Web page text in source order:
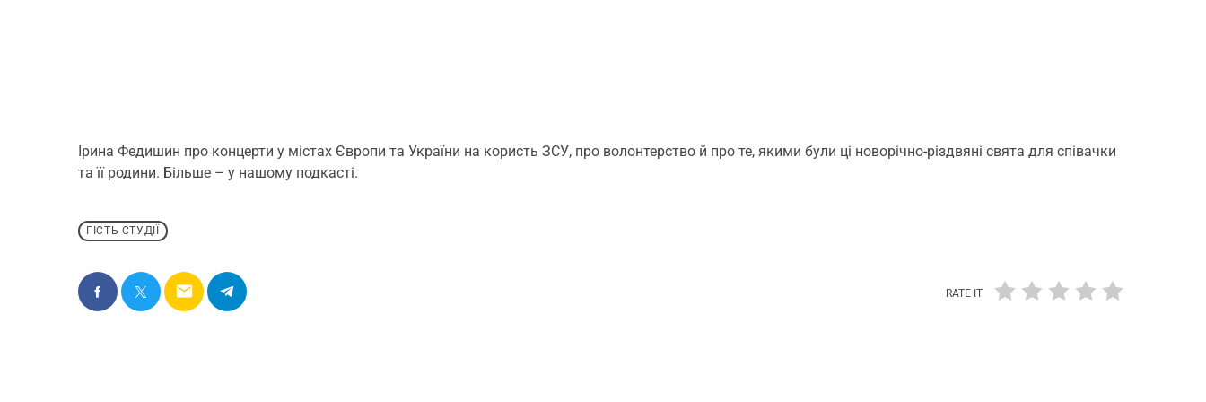
Ірина Федишин про концерти у містах Європи та України на користь ЗСУ, про волонтерство й про те, якими були ці новорічно-різдвяні свята для співачки
та її родини. Більше – у нашому подкасті.
ГІСТЬ СТУДІЇ
email RATE IT